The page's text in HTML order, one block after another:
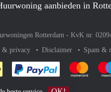
aanbieden in
Rotterdam - KvK nr.
& privacy
Disclaimer Spam &
Je rekent Je